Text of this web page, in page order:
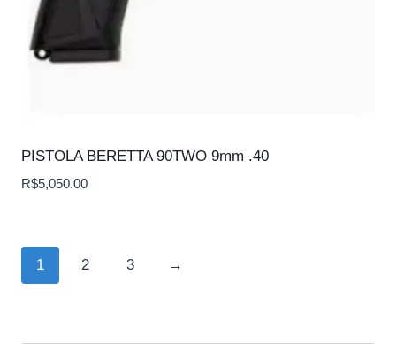
PISTOLA BERETTA 90TWO 9mm .40
R$5,050.00
1 2 3 →